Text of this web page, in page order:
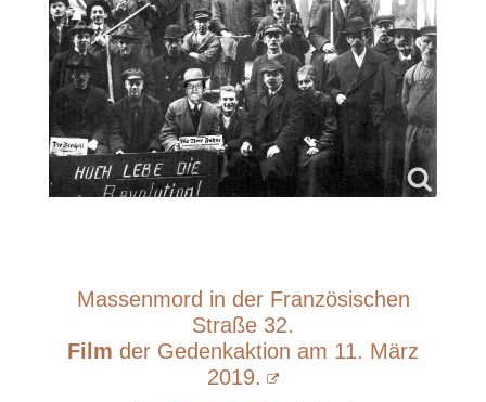
Massenmord in der Französischen
Straße 32.
Film der Gedenkaktion am 11. März
2019.